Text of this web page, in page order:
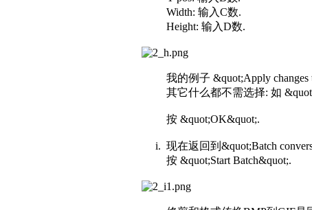
Width: 输入C数.
Height: 输入D数.
我的例子 &quot;Apply changes
其它什么都不需选择: 如
按 &quot;OK&quot;.
i. 现在返回到&quot;Batch
按 &quot;Start Batch&quot;.